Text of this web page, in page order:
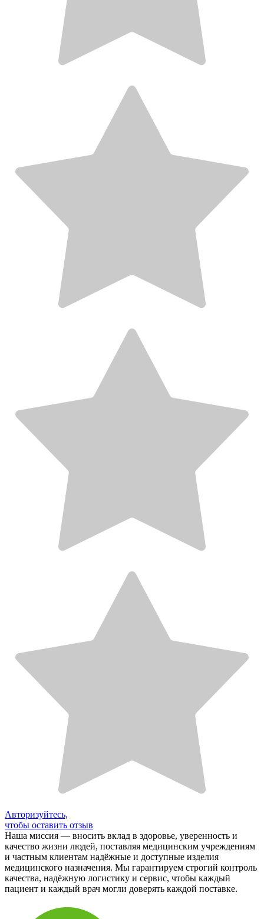
Авторизуйтесь,
чтобы оставить отзыв
Наша миссия — вносить вклад в здоровье, уверенность и
качество жизни людей, поставляя медицинским учреждениям
и частным клиентам надёжные и доступные изделия
медицинского назначения. Мы гарантируем строгий контроль
качества, надёжную логистику и сервис, чтобы каждый
пациент и каждый врач могли доверять каждой поставке.